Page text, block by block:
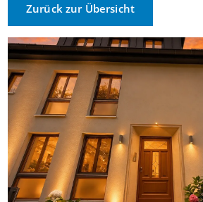
Zurück zur Übersicht